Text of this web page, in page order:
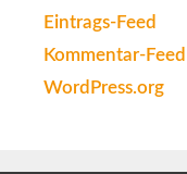
Eintrags-Feed
Kommentar-Feed
WordPress.org